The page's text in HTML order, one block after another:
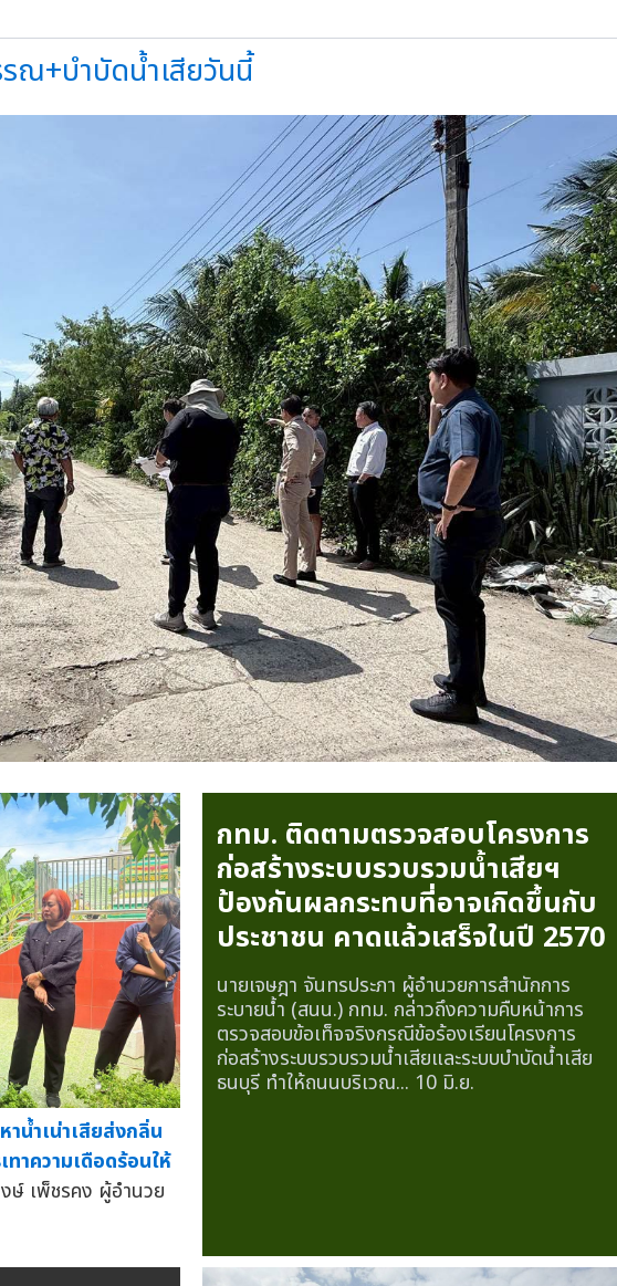
ณ+บำบัดน้ำเสียวันนี้
น้ำเน่าเสียส่งกลิ่น
าความเดือดร้อนให้
เพ็ชรคง ผู้อำนวย
กทม. ติดตามตรวจสอบโครงการ
ก่อสร้างระบบรวบรวมน้ำเสียฯ
ป้องกันผลกระทบที่อาจเกิดขึ้นกับ
ประชาชน คาดแล้วเสร็จในปี 2570
นายเจษฎา จันทรประภา ผู้อำนวยการสำนักการ
ระบายน้ำ (สนน.) กทม. กล่าวถึงความคืบหน้าการ
ตรวจสอบข้อเท็จจริงกรณีข้อร้องเรียนโครงการ
ก่อสร้างระบบรวบรวมน้ำเสียและระบบบำบัดน้ำเสีย
ธนบุรี ทำให้ถนนบริเวณ... 10 มิ.ย.